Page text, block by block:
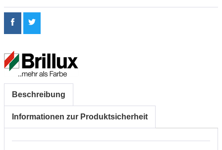
Beschreibung
Informationen zur Produktsicherheit